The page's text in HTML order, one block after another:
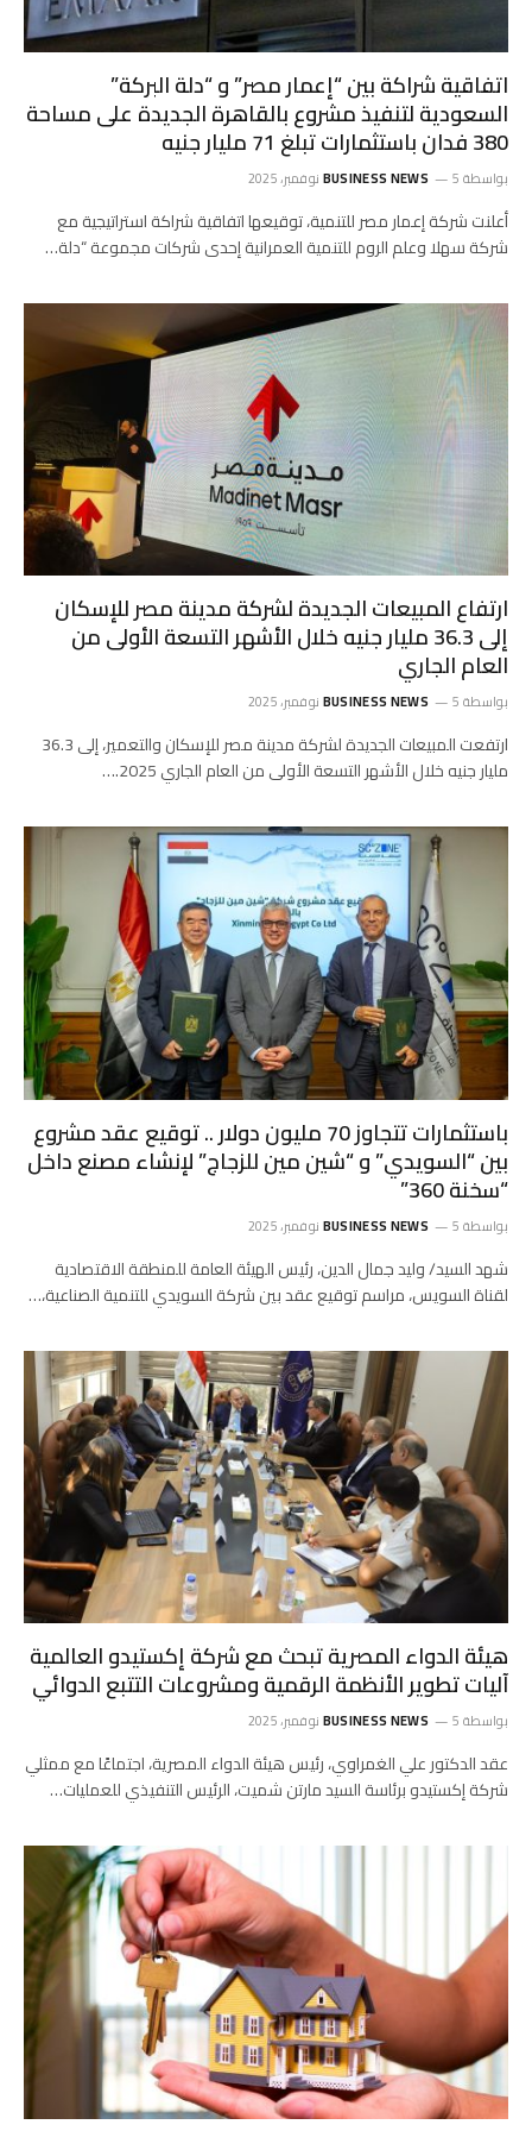
اتفاقية شراكة بين “إعمار مصر” و “دلة البركة”
السعودية لتنفيذ مشروع بالقاهرة الجديدة على مساحة
380 فدان باستثمارات تبلغ 71 مليار جنيه
بواسطة BUSINESS NEWS 5 نوفمبر، 2025
أعلنت شركة إعمار مصر للتنمية، توقيعها اتفاقية شراكة استراتيجية مع
شركة سهلا وعلم الروم للتنمية العمرانية إحدى شركات مجموعة “دلة…
ارتفاع المبيعات الجديدة لشركة مدينة مصر للإسكان
إلى 36.3 مليار جنيه خلال الأشهر التسعة الأولى من
العام الجاري
بواسطة BUSINESS NEWS 5 نوفمبر، 2025
ارتفعت المبيعات الجديدة لشركة مدينة مصر للإسكان والتعمير، إلى 36.3
مليار جنيه خلال الأشهر التسعة الأولى من العام الجاري 2025.…
باستثمارات تتجاوز 70 مليون دولار .. توقيع عقد مشروع
بين “السويدي” و “شين مين للزجاج” لإنشاء مصنع داخل
“سخنة 360”
بواسطة BUSINESS NEWS 5 نوفمبر، 2025
شهد السيد/ وليد جمال الدين، رئيس الهيئة العامة للمنطقة الاقتصادية
لقناة السويس، مراسم توقيع عقد بين شركة السويدي للتنمية الصناعية،…
هيئة الدواء المصرية تبحث مع شركة إكستيدو العالمية
آليات تطوير الأنظمة الرقمية ومشروعات التتبع الدوائي
بواسطة BUSINESS NEWS 5 نوفمبر، 2025
عقد الدكتور علي الغمراوي، رئيس هيئة الدواء المصرية، اجتماعًا مع ممثلي
شركة إكستيدو برئاسة السيد مارتن شميت، الرئيس التنفيذي للعمليات…